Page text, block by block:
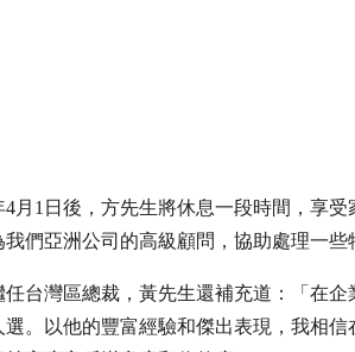
4月1日後，方先生將休息一段時間，享
我們亞洲公司的高級顧問，協助處理一
任台灣區總裁，黃先生還補充道：「在
選。以他的豐富經驗和傑出表現，我相